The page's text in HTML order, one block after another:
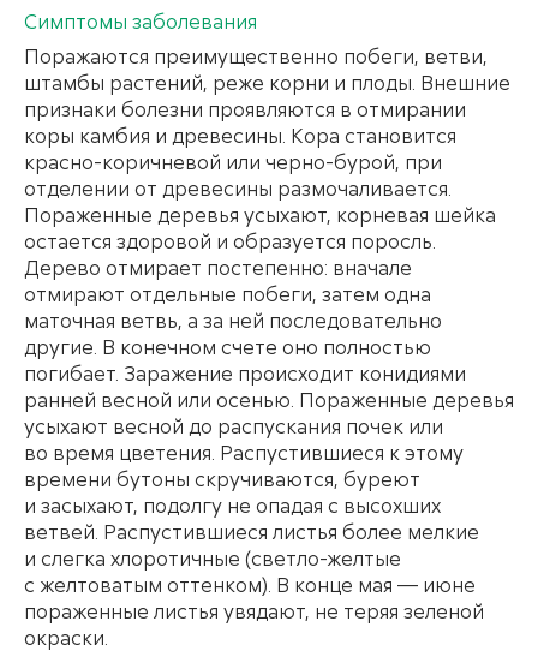
Симптомы заболевания
Поражаются преимущественно побеги, ветви,
штамбы растений, реже корни и плоды. Внешние
признаки болезни проявляются в отмирании
коры камбия и древесины. Кора становится
красно-коричневой или черно-бурой, при
отделении от древесины размочаливается.
Пораженные деревья усыхают, корневая шейка
остается здоровой и образуется поросль.
Дерево отмирает постепенно: вначале
отмирают отдельные побеги, затем одна
маточная ветвь, а за ней последовательно
другие. В конечном счете оно полностью
погибает. Заражение происходит конидиями
ранней весной или осенью. Пораженные деревья
усыхают весной до распускания почек или
во время цветения. Распустившиеся к этому
времени бутоны скручиваются, буреют
и засыхают, подолгу не опадая с высохших
ветвей. Распустившиеся листья более мелкие
и слегка хлоротичные (светло-желтые
с желтоватым оттенком). В конце мая — июне
пораженные листья увядают, не теряя зеленой
окраски.